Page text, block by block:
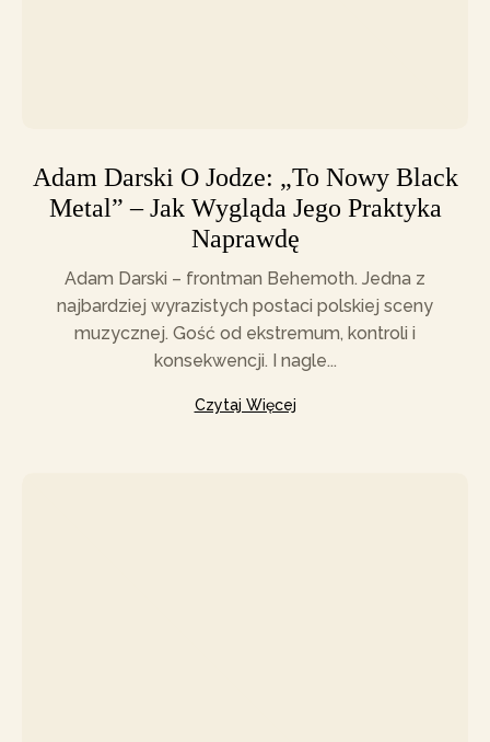
Adam Darski O Jodze: „To Nowy Black
Metal” – Jak Wygląda Jego Praktyka
Naprawdę
Adam Darski – frontman Behemoth. Jedna z
najbardziej wyrazistych postaci polskiej sceny
muzycznej. Gość od ekstremum, kontroli i
konsekwencji. I nagle...
Czytaj Więcej